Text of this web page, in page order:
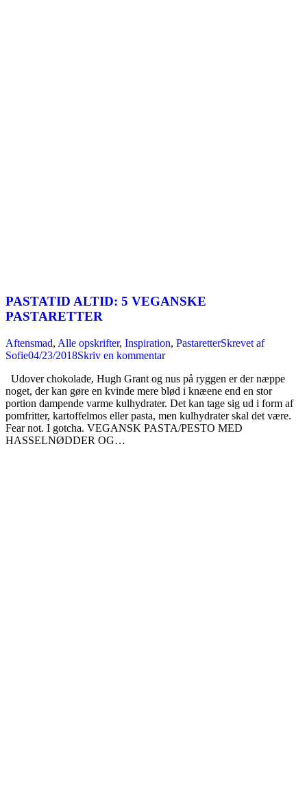
PASTATID ALTID: 5 VEGANSKE
PASTARETTER
Aftensmad, Alle opskrifter, Inspiration, PastaretterSkrevet af
Sofie04/23/2018Skriv en kommentar
Udover chokolade, Hugh Grant og nus på ryggen er der næppe
noget, der kan gøre en kvinde mere blød i knæene end en stor
portion dampende varme kulhydrater. Det kan tage sig ud i form af
pomfritter, kartoffelmos eller pasta, men kulhydrater skal det være.
Fear not. I gotcha. VEGANSK PASTA/PESTO MED
HASSELNØDDER OG…